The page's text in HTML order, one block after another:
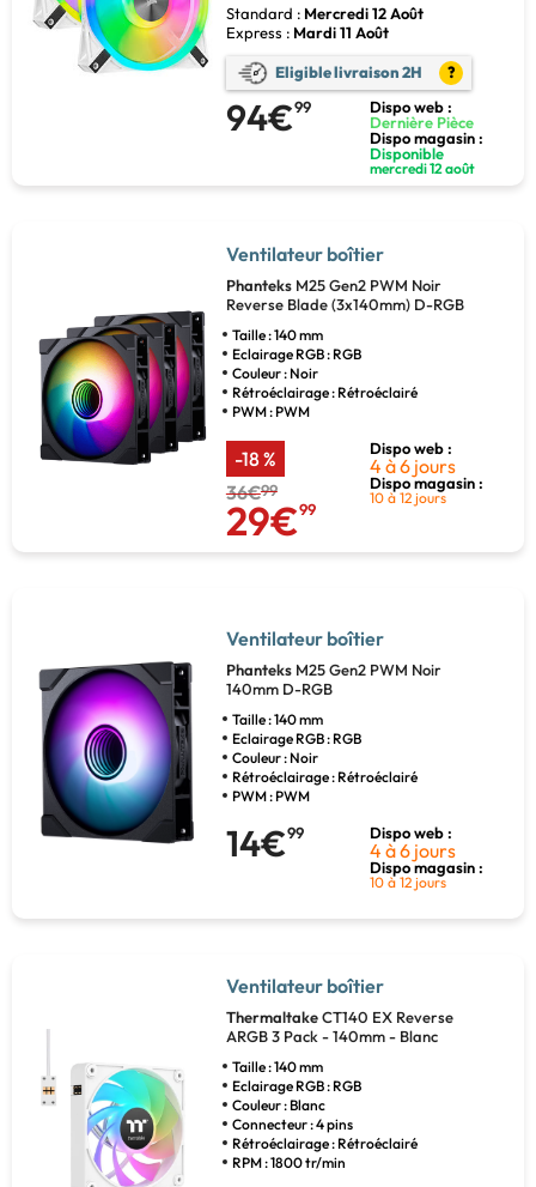
Standard : Mercredi 12 Août
Express : Mardi 11 Août
Eligible livraison 2H ?
94€99
Dispo web :
Dernière Pièce
Dispo magasin :
Disponible
mercredi 12 août
Ventilateur boîtier
Phanteks M25 Gen2 PWM Noir
Reverse Blade (3x140mm) D-RGB
Taille : 140 mm
Eclairage RGB : RGB
Couleur : Noir
Rétroéclairage : Rétroéclairé
PWM : PWM
-18 %
36€99
29€99
Dispo web :
4 à 6 jours
Dispo magasin :
10 à 12 jours
Ventilateur boîtier
Phanteks M25 Gen2 PWM Noir
140mm D-RGB
Taille : 140 mm
Eclairage RGB : RGB
Couleur : Noir
Rétroéclairage : Rétroéclairé
PWM : PWM
14€99 Dispo web :
4 à 6 jours
Dispo magasin :
10 à 12 jours
Ventilateur boîtier
ThermaltakeCT140 EX Reverse
ARGB 3 Pack - 140mm - Blanc
Taille : 140 mm
Eclairage RGB : RGB
Couleur : Blanc
Connecteur : 4 pins
Rétroéclairage : Rétroéclairé
RPM : 1800 tr/min